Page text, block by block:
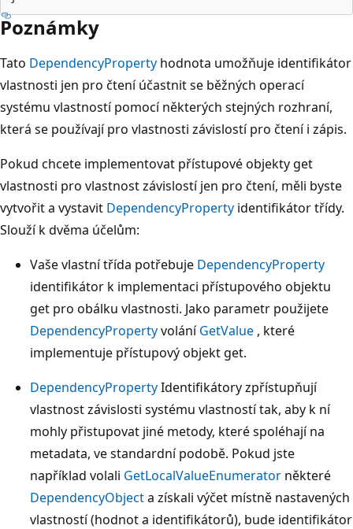
Poznámky
Tato DependencyProperty hodnota umožňuje identifikátor
vlastnosti jen pro čtení účastnit se běžných operací
systému vlastností pomocí některých stejných rozhraní,
která se používají pro vlastnosti závislostí pro čtení i zápis.
Pokud chcete implementovat přístupové objekty get
vlastnosti pro vlastnost závislostí jen pro čtení, měli byste
vytvořit a vystavit DependencyProperty identifikátor třídy.
Slouží k dvěma účelům:
Vaše vlastní třída potřebuje DependencyProperty
identifikátor k implementaci přístupového objektu
get pro obálku vlastnosti. Jako parametr použijete
DependencyPropertyvoláníGetValue , které
implementuje přístupový objekt get.
DependencyPropertyIdentifikátory zpřístupňují
vlastnost závislosti systému vlastností tak, aby k ní
mohly přistupovat jiné metody, které spoléhají na
metadata, ve standardní podobě. Pokud jste
například volali GetLocalValueEnumerator některé
DependencyObjecta získali výčet místně nastavených
vlastností (hodnot a identifikátorů), bude identifikátor